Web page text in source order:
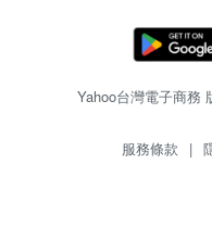
Yahoo台灣電子商務
服務條款 |